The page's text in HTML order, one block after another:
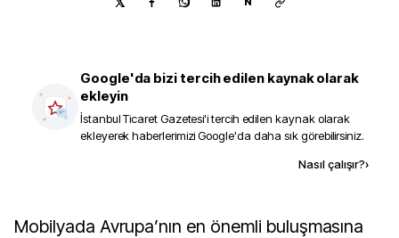
Google'da bizi tercih edilen kaynak olarak
ekleyin
İstanbul Ticaret Gazetesi'i tercih edilen kaynak olarak
ekleyerek haberlerimizi Google'da daha sık görebilirsiniz.
Nasıl çalışır?›
Mobilyada Avrupa’nın en önemli buluşmasına